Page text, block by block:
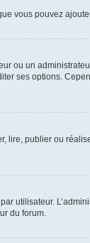
vous pouvez
ou un
ses options.
publier ou
utilisateur.
du forum.